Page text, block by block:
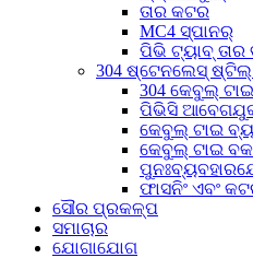
ତାର କଟର
MC4 ସ୍ପାନର୍
ପିଭି ଟ୍ୟାବ୍ ତାର
304 ଷ୍ଟେନଲେସ୍
304 କେବୁଲ୍ ଟାଇ
ପିଭିସି
କେବୁଲ୍ ଟାଇ
କେବୁଲ୍ ଟାଇ
ଫାସନିଂ ଏବଂ
ସୌର ପ୍ରକଳ୍ପ
ସମାଚାର
ଯୋଗାଯୋଗ